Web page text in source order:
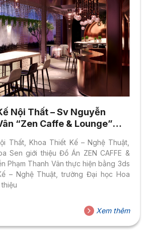
Nội Thất – Sv Nguyễn
“Zen Caffe & Lounge”
Thất, Khoa Thiết Kế – Nghệ Thuật,
Sen giới thiệu Đồ Án ZEN CAFFE &
Phạm Thanh Vân thực hiện bằng 3ds
– Nghệ Thuật, trường Đại học Hoa
Xem thêm